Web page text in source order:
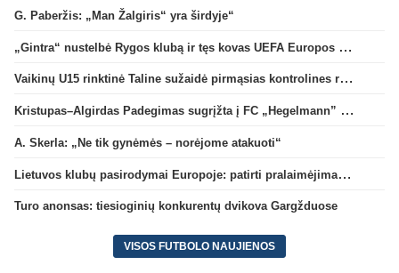
G. Paberžis: „Man Žalgiris“ yra širdyje“
„Gintra“ nustelbė Rygos klubą ir tęs kovas UEFA Europos taurės atrankoje
Vaikinų U15 rinktinė Taline sužaidė pirmąsias kontrolines rungtynes
Kristupas–Algirdas Padegimas sugrįžta į FC „Hegelmann” B sudėtį
A. Skerla: „Ne tik gynėmės – norėjome atakuoti“
Lietuvos klubų pasirodymai Europoje: patirti pralaimėjimai Kroatijos atstovams
Turo anonsas: tiesioginių konkurentų dvikova Gargžduose
VISOS FUTBOLO NAUJIENOS